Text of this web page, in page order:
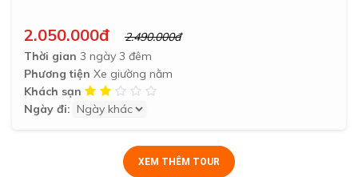
2.050.000đ
2.490.000đ
Thời gian 3 ngày 3 đêm
Phương tiện Xe giường nằm
Khách sạn
Ngày đi:
XEM THÊM TOUR